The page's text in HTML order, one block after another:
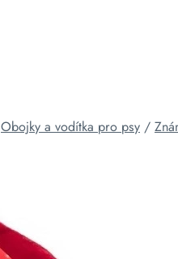
Obojky a vodítka pro psy /